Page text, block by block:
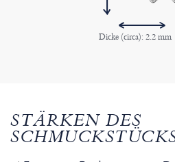
Dicke (circa): 2.2 mm
STÄRKEN DES